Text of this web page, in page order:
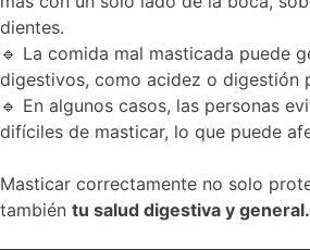
dientes.
🔹 La ​​comida mal masticada puede
digestivos, como acidez o digestión
🔹 En algunos casos, las personas
difíciles de masticar, lo que puede
Masticar correctamente no solo
también tu salud digestiva y general.